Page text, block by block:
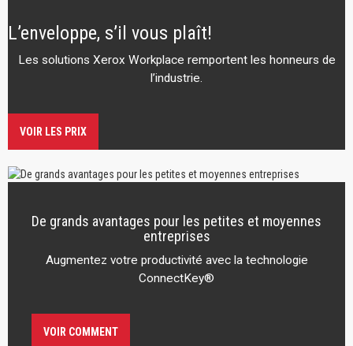
L’enveloppe, s’il vous plaît!
Les solutions Xerox Workplace remportent les honneurs de
l’industrie.
VOIR LES PRIX
De grands avantages pour les petites et moyennes
entreprises
Augmentez votre productivité avec la technologie
ConnectKey®
VOIR COMMENT